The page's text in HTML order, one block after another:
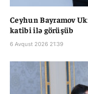
Ceyhun Bayramov
katibi ilə görüşüb
6 Avqust 2026 21:39